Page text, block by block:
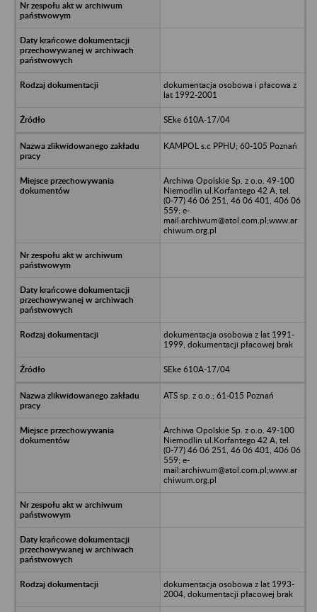
dokumentacja osobowa i płacowa z
lat 1992-2001
SEke 610A-17/04
KAMPOL s.c PPHU; 60-105 Poznań
Archiwa Opolskie Sp. z o.o. 49-100
Niemodlin ul.Korfantego 42 A, tel.
(0-77) 46 06 251, 46 06 401, 406 06
559; e-
mail:archiwum@atol.com.pl;www.ar
chiwum.org.pl
dokumentacja osobowa z lat 1991-
1999, dokumentacji płacowej brak
SEke 610A-17/04
ATS sp. z o.o.; 61-015 Poznań
Archiwa Opolskie Sp. z o.o. 49-100
Niemodlin ul.Korfantego 42 A, tel.
(0-77) 46 06 251, 46 06 401, 406 06
559; e-
mail:archiwum@atol.com.pl;www.ar
chiwum.org.pl
dokumentacja osobowa z lat 1993-
2004, dokumentacji płacowej brak